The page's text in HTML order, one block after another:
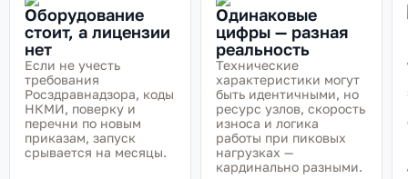
Оборудование
стоит, а лицензии
нет
Если не учесть
требования
Росздравнадзора, коды
НКМИ, поверку и
перечни по новым
приказам, запуск
срывается на месяцы.
Одинаковые
цифры — разная
реальность
Технические
характеристики могут
быть идентичными, но
ресурс узлов, скорость
износа и логика
работы при пиковых
нагрузках —
кардинально разными.